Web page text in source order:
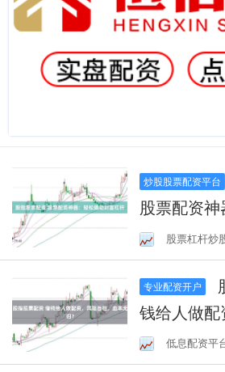
炒股股票配资平台
股票配资
富杠杆股票杠杆炒
专业配资开户
钱给人做
血本无归？
低息配资平